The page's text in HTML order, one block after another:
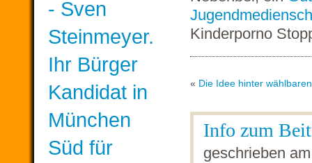
Kinderporno
« Die Idee hinter
Info zum
geschrieben
- Sven
Steinmeyer.
Ihr Bürger
Kandidat in
München
Süd für